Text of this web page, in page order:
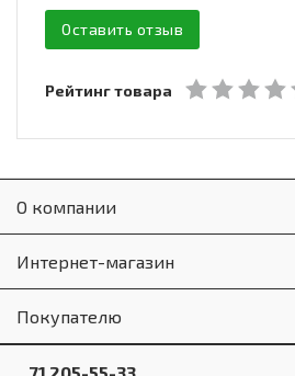
Оставить отзыв
Рейтинг товара
О компании
Интернет-магазин
Покупателю
71 205-55-33